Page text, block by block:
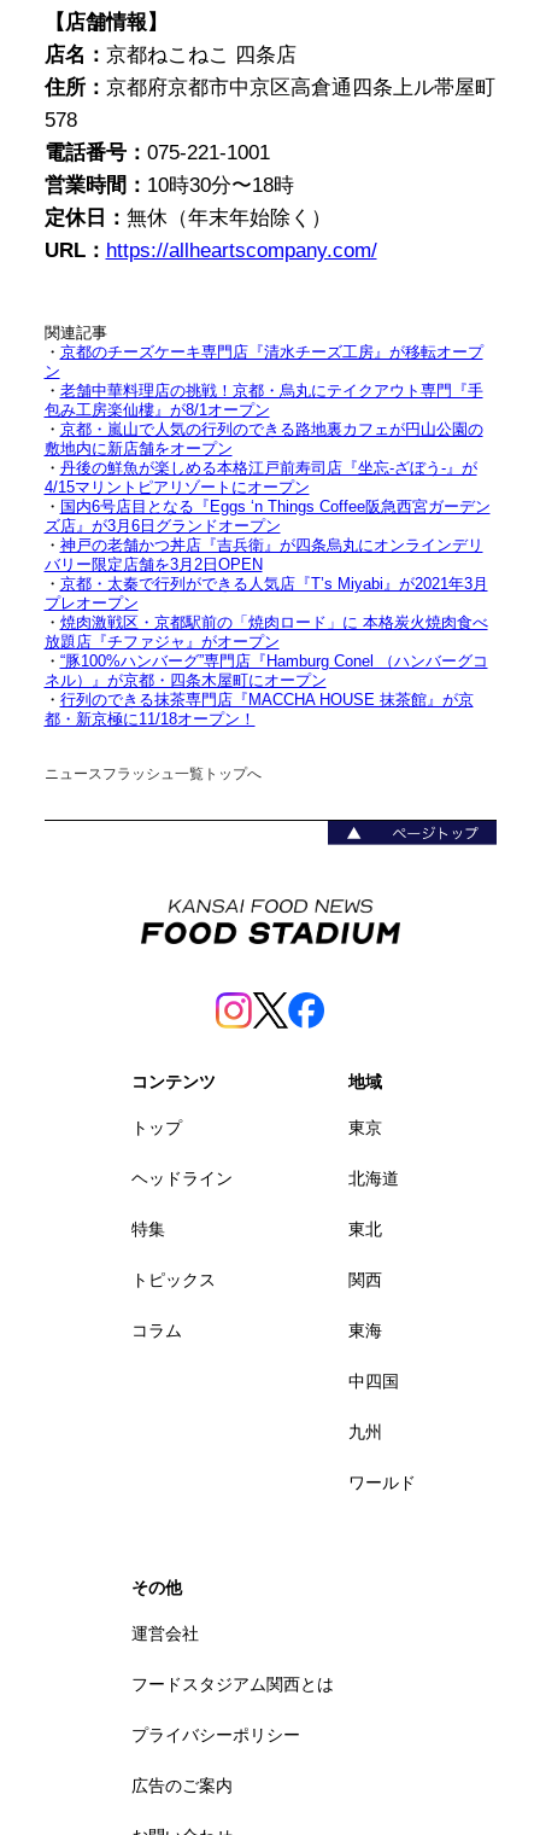
【店舗情報】
店名： 京都ねこねこ 四条店
住所： 京都府京都市中京区高倉通四条上ル帯屋町
578
電話番号： 075-221-1001
営業時間： 10時30分〜18時
定休日： 無休（年末年始除く）
URL： https://allheartscompany.com/
関連記事
・ 京都のチーズケーキ専門店『清水チーズ工房』が移転オープ
ン
・ 老舗中華料理店の挑戦！京都・烏丸にテイクアウト専門『手
包み工房楽仙樓』が8/1オープン
・ 京都・嵐山で人気の行列のできる路地裏カフェが円山公園の
敷地内に新店舗をオープン
・ 丹後の鮮魚が楽しめる本格江戸前寿司店『坐忘-ざぼう-』が
4/15マリントピアリゾートにオープン
・ 国内6号店目となる『Eggs ‘n Things Coffee阪急西宮ガーデン
ズ店』が3月6日グランドオープン
・ 神戸の老舗かつ丼店『吉兵衛』が四条烏丸にオンラインデリ
バリー限定店舗を3月2日OPEN
・ 京都・太秦で行列ができる人気店『T’s Miyabi』が2021年3月
プレオープン
・ 焼肉激戦区・京都駅前の「焼肉ロード」に 本格炭火焼肉食べ
放題店『チファジャ』がオープン
・ “豚100%ハンバーグ”専門店『Hamburg Conel （ハンバーグコ
ネル）』が京都・四条木屋町にオープン
・ 行列のできる抹茶専門店『MACCHA HOUSE 抹茶館』が京
都・新京極に11/18オープン！
ニュースフラッシュ一覧トップへ
コンテンツ
トップ
ヘッドライン
特集
トピックス
コラム
地域
東京
北海道
東北
関西
東海
中四国
九州
ワールド
その他
運営会社
フードスタジアム関西とは
プライバシーポリシー
広告のご案内